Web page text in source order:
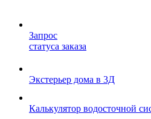
Запрос
статуса заказа
Экстерьер дома в 3Д
Калькулятор водосточной